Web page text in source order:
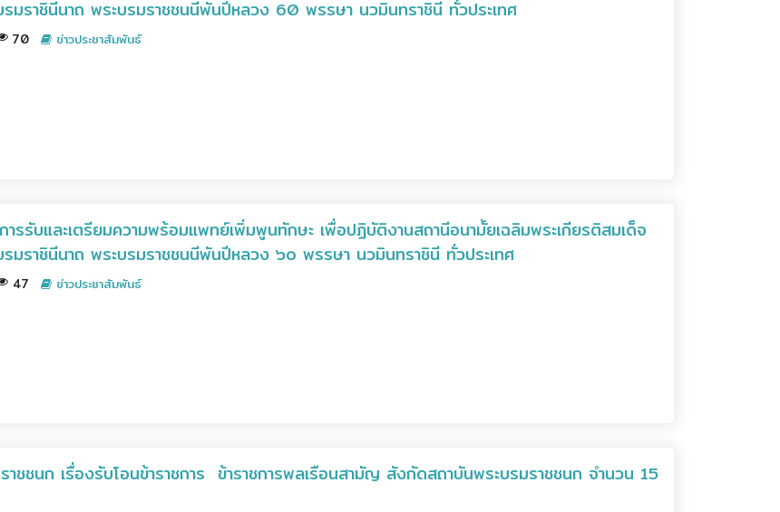
รมราชินีนาถ พระบรมราชชนนีพันปีหลวง 60 พรรษา นวมินทราชินี ทั่วประเทศ
70 ข่าวประชาสัมพันธ์
ารรับและเตรียมความพร้อมแพทย์เพิ่มพูนทักษะ เพื่อปฏิบัติงานสถานีอนามั้ยเฉลิมพระเกียรติสมเด็จ
รมราชินีนาถ พระบรมราชชนนีพันปีหลวง ๖๐ พรรษา นวมินทราชินี ทั่วประเทศ
47 ข่าวประชาสัมพันธ์
าชชนก เรื่องรับโอนข้าราชการ ข้าราชการพลเรือนสามัญ สังกัดสถาบันพระบรมราชชนก จำนวน 15